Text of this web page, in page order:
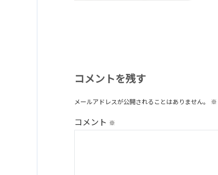
コメントを残す
メールアドレスが公開されることはありません。 ※
コメント ※